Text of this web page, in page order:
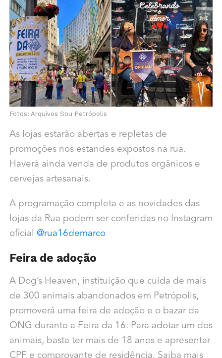
Fotos: Arquivos Sou Petrópolis
As lojas estarão abertas e repletas de
promoções nos estandes expostos na rua.
Haverá ainda venda de produtos orgânicos e
cervejas artesanais.
A programação completa e as novidades das
lojas da Rua podem ser conferidas no Instagram
oficial @rua16demarco
Feira de adoção
A Dog’s Heaven, instituição que cuida de mais
de 300 animais abandonados em Petrópolis,
promoverá uma feira de adoção e o bazar da
ONG durante a Feira da 16. Para adotar um dos
animais, basta ter mais de 18 anos e apresentar
CPF e comprovante de residência. Saiba mais